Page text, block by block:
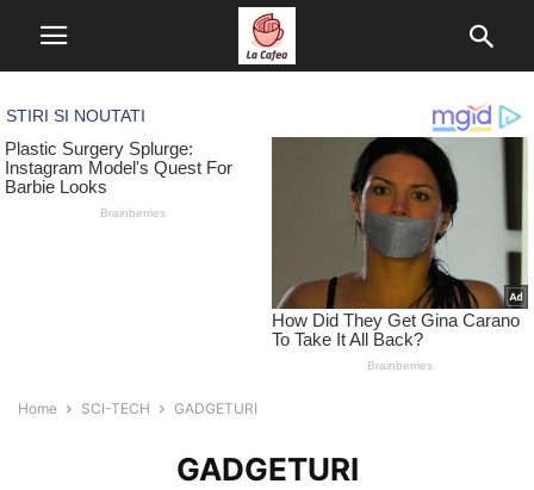
Home SCI-TECH GADGETURI
GADGETURI